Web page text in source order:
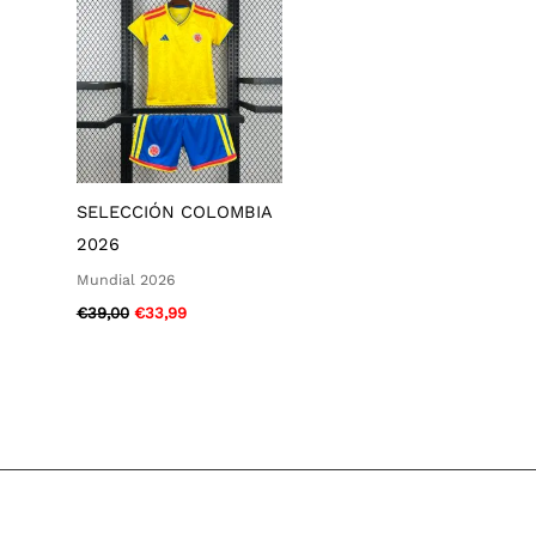
SELECCIÓN COLOMBIA
2026
Mundial 2026
€39,00
era:
€39,00.
€33,99
es:
€33,99.